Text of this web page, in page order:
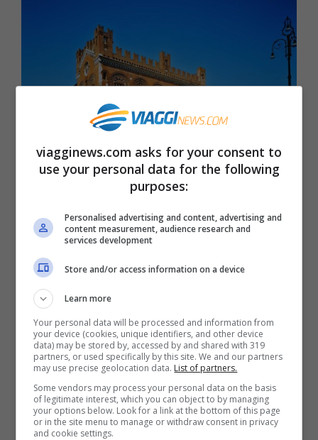
Un rumore sordo e tanta paura:
l’oscuro maggiordomo di Piacenza
A Piacenza, una leggenda che scuote
tutti: un maggiordomo e quel gesto
efferato. I suoi monumenti parlano per
...
Leggi tutto
22 Dicembre 2025
viagginews.com asks for your consent to
use your personal data for the following
purposes:
Personalised advertising and content, advertising and
content measurement, audience research and
services development
Store and/or access information on a device
Learn more
Your personal data will be processed and information from
your device (cookies, unique identifiers, and other device
data) may be stored by, accessed by and shared with 319
partners, or used specifically by this site. We and our partners
may use precise geolocation data. List of partners.
Some vendors may process your personal data on the basis
of legitimate interest, which you can object to by managing
your options below. Look for a link at the bottom of this page
or in the site menu to manage or withdraw consent in privacy
and cookie settings.